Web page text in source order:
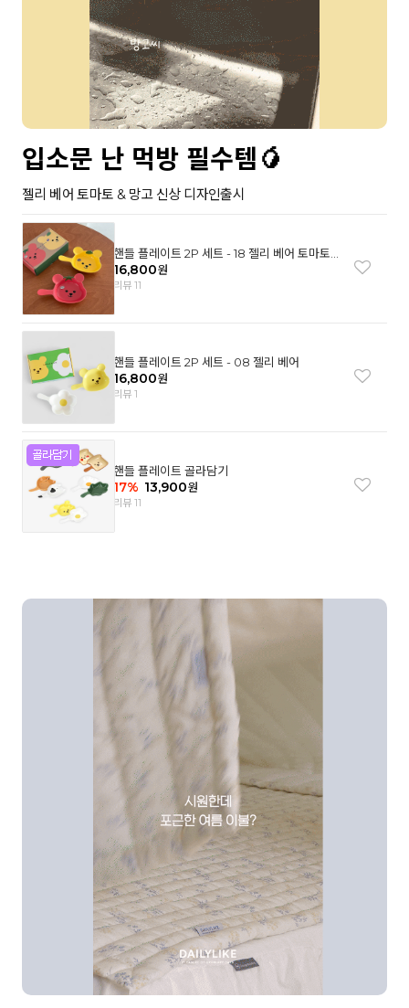
입소문 난 먹방 필수템🥭
젤리 베어 토마토 & 망고 신상 디자인출시
핸들 플레이트 2P 세트 - 18 젤리 베어 토마토
& 망고
16,800원
리뷰 11
핸들 플레이트 2P 세트 - 08 젤리 베어
16,800원
리뷰 1
핸들 플레이트 골라담기
17% 13,900원
리뷰 11